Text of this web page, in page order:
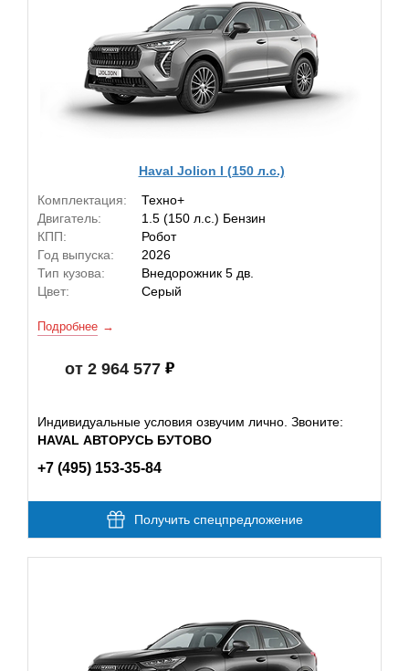
Haval Jolion I (150 л.с.)
Комплектация:
Техно+
Двигатель:
1.5 (150 л.с.) Бензин
КПП:
Робот
Год выпуска:
2026
Тип кузова:
Внедорожник 5 дв.
Цвет:
Серый
Подробнее
от 2 964 577
Индивидуальные условия озвучим лично. Звоните:
HAVAL АВТОРУСЬ БУТОВО
+7 (495) 153-35-84
Получить спецпредложение